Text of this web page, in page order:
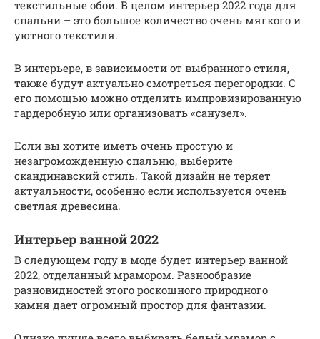
текстильные обои. В целом интерьер 2022 года для
спальни – это большое количество очень мягкого и
уютного текстиля.
В интерьере, в зависимости от выбранного стиля,
также будут актуально смотреться перегородки. С
его помощью можно отделить импровизированную
гардеробную или организовать «санузел».
Если вы хотите иметь очень простую и
незагроможденную спальню, выберите
скандинавский стиль. Такой дизайн не теряет
актуальности, особенно если используется очень
светлая древесина.
Интерьер ванной 2022
В следующем году в моде будет интерьер ванной
2022, отделанный мрамором. Разнообразие
разновидностей этого роскошного природного
камня дает огромный простор для фантазии.